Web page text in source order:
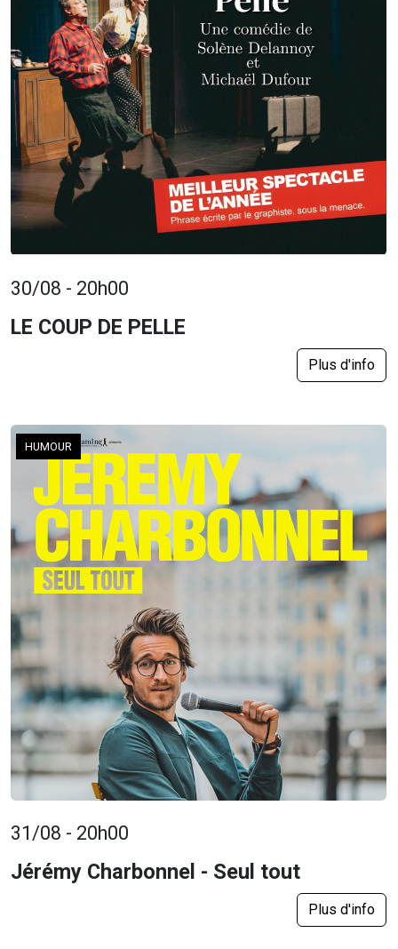
30/08 - 20h00
LE COUP DE PELLE
Plus d'info
HUMOUR
31/08 - 20h00
Jérémy Charbonnel - Seul tout
Plus d'info